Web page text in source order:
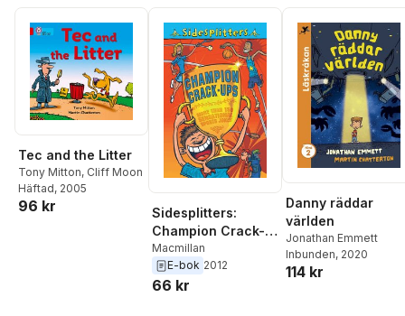
Tec and the Litter
Tony Mitton, Cliff Moon
Häftad, 2005
96 kr
Sidesplitters:
Champion Crack-
ups
Macmillan
E-bok 2012
66 kr
Danny räddar
världen
Jonathan Emmett
Inbunden, 2020
114 kr